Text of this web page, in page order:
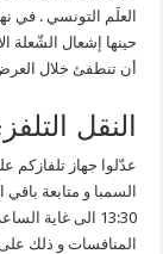
العلَم التونسي . في
حينها إشعال الشّعلة
أن تنطفئ خلال العرض
النقل
عدّلوا جهاز تلفازكم
السمبا و متابعة
المنافسات و ذلك على